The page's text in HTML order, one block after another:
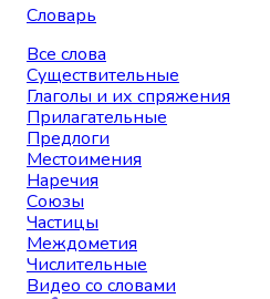
Словарь
Все слова
Существительные
Глаголы и их спряжения
Прилагательные
Предлоги
Местоимения
Наречия
Союзы
Частицы
Междометия
Числительные
Видео со словами